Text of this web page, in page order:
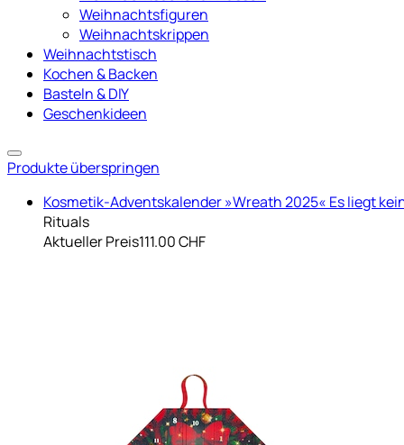
Weihnachtsfiguren
Weihnachtskrippen
Weihnachtstisch
Kochen & Backen
Basteln & DIY
Geschenkideen
Produkte überspringen
Kosmetik-Adventskalender »Wreath 2025« Es liegt
Rituals
Aktueller Preis111.00 CHF